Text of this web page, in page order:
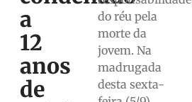
a
12
anos
de
do réu pela
morte da
jovem. Na
madrugada
desta sexta-